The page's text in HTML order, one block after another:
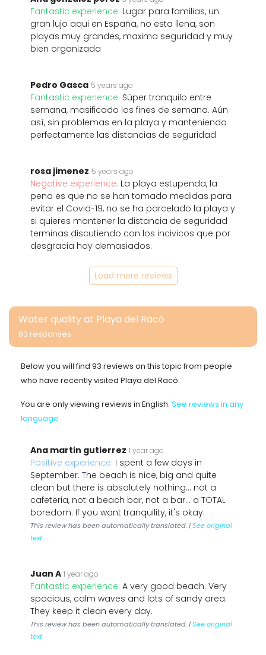
Fantastic experience: Lugar para familias, un
gran lujo aqui en España, no esta llena, son
playas muy grandes, maxima seguridad y muy
bien organizada
Pedro Gasca 5 years ago
Fantastic experience: Súper tranquilo entre
semana, masificado los fines de semana. Aún
así, sin problemas en la playa y manteniendo
perfectamente las distancias de seguridad
rosa jimenez 5 years ago
Negative experience: La playa estupenda, la
pena es que no se han tomado medidas para
evitar el Covid-19, no se ha parcelado la playa y
si quieres mantener la distancia de seguridad
terminas discutiendo con los incivicos que por
desgracia hay demasiados.
Load more reviews
Water quality at Playa del Racó
93 responses
Below you will find 93 reviews on this topic from people
who have recently visited Playa del Racó.
You are only viewing reviews in English. See reviews in any
language
Ana martin gutierrez 1 year ago
Positive experience: I spent a few days in
September. The beach is nice, big and quite
clean but there is absolutely nothing... not a
cafeteria, not a beach bar, not a bar... a TOTAL
boredom. If you want tranquility, it's okay.
This review has been automatically translated. |See original
text
Juan A 1 year ago
Fantastic experience: A very good beach. Very
spacious, calm waves and lots of sandy area.
They keep it clean every day.
This review has been automatically translated. |See original
text